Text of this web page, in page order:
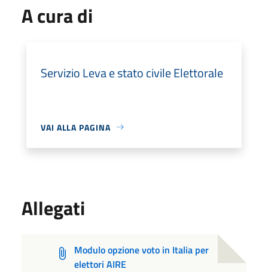
A cura di
Servizio Leva e stato civile Elettorale
VAI ALLA PAGINA
Allegati
Modulo opzione voto in Italia per
elettori AIRE